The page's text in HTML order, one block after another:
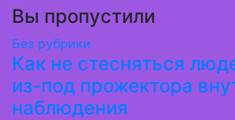
Вы пропустили
Без рубрики
Как не стесняться
из-под прожектора
наблюдения